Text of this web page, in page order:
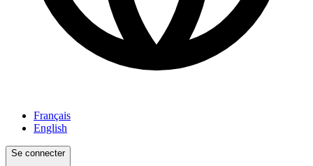
Français
English
Se connecter